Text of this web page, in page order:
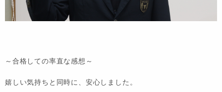
～合格しての率直な感想～
嬉しい気持ちと同時に、安心しました。